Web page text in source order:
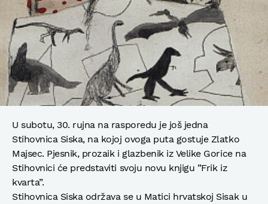
U subotu, 30. rujna na rasporedu je još jedna
Stihovnica Siska, na kojoj ovoga puta gostuje Zlatko
Majsec. Pjesnik, prozaik i glazbenik iz Velike Gorice na
Stihovnici će predstaviti svoju novu knjigu ”Frik iz
kvarta”.
Stihovnica Siska održava se u Matici hrvatskoj Sisak u